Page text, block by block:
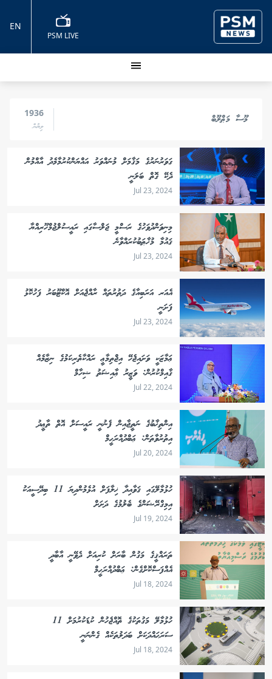
PSM LIVE
EN
މޫސާ މަޠްލޫބް 1936
ލިޔުން
ގަވަރުނަރުގެ މަޤާމަށް މުނައްވަރު އައްޔަންކުރުމާމެދު އާއްމުން
ދެކޭ ގޮތް ބަލަނީ
Jul 23, 2024
މިނިވަންދުވަހުގެ ރަސްމީ ޖަލްސާގައި ރައީސުލްޖުމްހޫރިއްޔާ
ޤައުމާ މުޚާޠަބުކުރައްވާނެ
Jul 23, 2024
އެއަރ އަރަބިއާގެ ދަތުރުތައް ރާއްޖެއަށް އޮކްޓޫބަރު ފަހުކޮޅު
ފަށަނީ
Jul 23, 2024
ޢަމާޒަކީ ވަށައިޖެހޭ އިޖްތިމާޢީ ރައްކާތެރިކަމުގެ ނިޒާމެއް
ޤާއިމްކުރުން: ވަޒީރު ޢާއިޝަތު ޝިހާމް
Jul 22, 2024
އިންތިޚާބުގެ ނަތީޖާއިން ފެނުނީ ރައީސަށް އޮތް ތާޢީދު
އިތުރުވާތަން: ޢަބްދުއްރަޙީމް
Jul 20, 2024
ހުޅުމާލޭގައި ޤަވާއިދާ ޚިލާފަށް އުޅެމުންދިޔަ 11 ބިދޭސީއަކު
އިމިގްރޭޝަންގެ ބެލުމުގެ ދަށަށް
Jul 19, 2024
ތަރައްޤީގެ މަގުން ބާރަށް ކުރިއަށް ދެވޭނީ އާބާދީ
އެއްފަސްކޮށްގެން: ޢަބްދުއްރަޙީމް
Jul 18, 2024
ހުޅުމާލޭ މަގުތަކުގެ ތޮއްޖެހުން ކުޑަކުރުމަށް 11
ސަރަޙައްދަކަށް ބަދަލުތަކެއް ގެންނަނީ
Jul 18, 2024